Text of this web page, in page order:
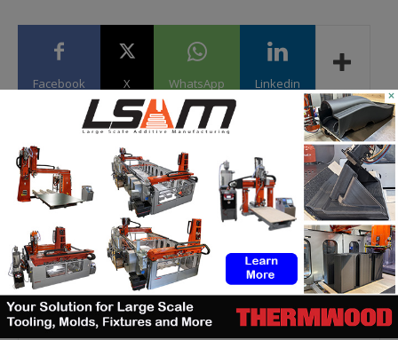
Facebook X WhatsApp Linkedin
Kety S.
https://additive-talks.com/
×